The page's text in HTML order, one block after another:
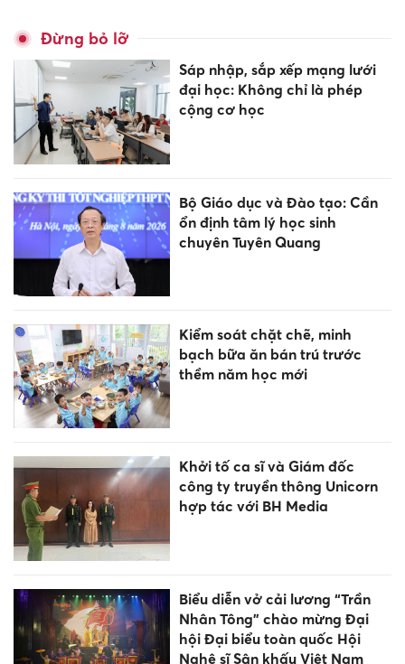
Đừng bỏ lỡ
Sáp nhập, sắp xếp mạng lưới
đại học: Không chỉ là phép
cộng cơ học
Bộ Giáo dục và Đào tạo: Cần
ổn định tâm lý học sinh
chuyên Tuyên Quang
Kiểm soát chặt chẽ, minh
bạch bữa ăn bán trú trước
thềm năm học mới
Khởi tố ca sĩ và Giám đốc
công ty truyền thông Unicorn
hợp tác với BH Media
Biểu diễn vở cải lương “Trần
Nhân Tông” chào mừng Đại
hội Đại biểu toàn quốc Hội
Nghệ sĩ Sân khấu Việt Nam